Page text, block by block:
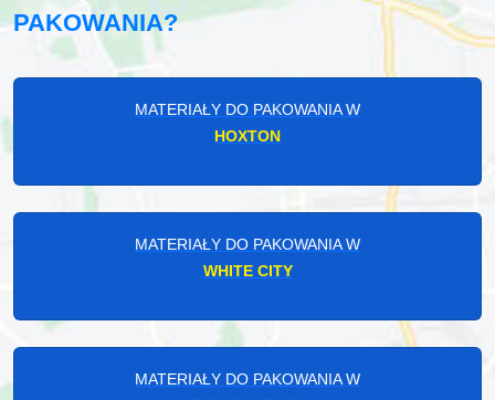
PAKOWANIA?
MATERIAŁY DO PAKOWANIA W
HOXTON
MATERIAŁY DO PAKOWANIA W
WHITE CITY
MATERIAŁY DO PAKOWANIA W